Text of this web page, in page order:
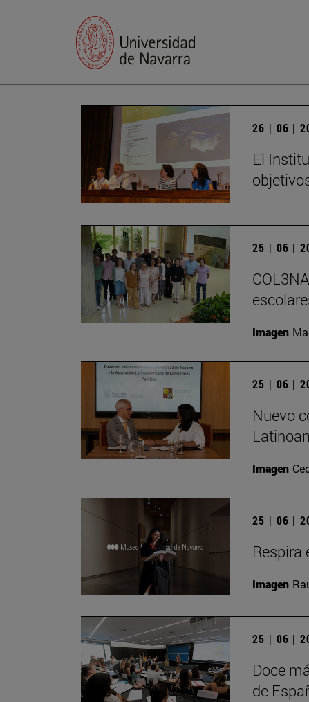
26 | 06 |
El
25 | 06 |
Imagen
25 | 06 |
Nuevo
Imagen
25 | 06 |
Respira
Imagen
25 | 06 |
Doce
de